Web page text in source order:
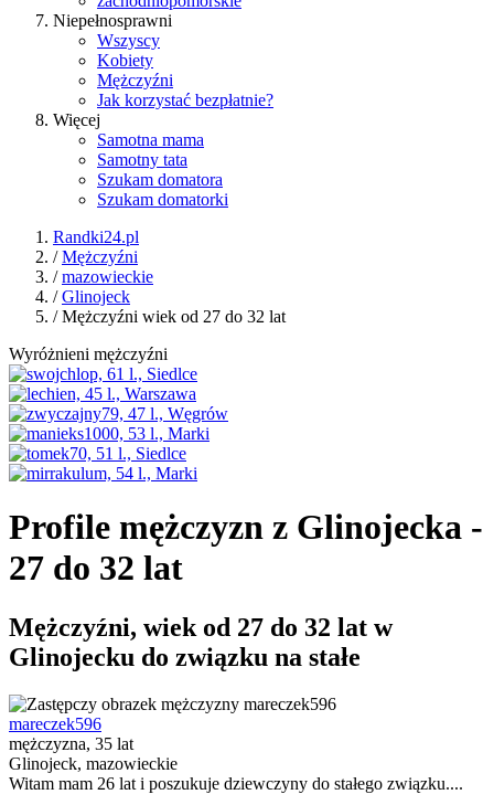
Niepełnosprawni
Wszyscy
Kobiety
Mężczyźni
Jak korzystać bezpłatnie?
Więcej
Samotna mama
Samotny tata
Szukam domatora
Szukam domatorki
Randki24.pl
/Mężczyźni
/mazowieckie
/Glinojeck
/ Mężczyźni wiek od 27 do 32 lat
Wyróżnieni mężczyźni
Profile mężczyzn z Glinojecka -
27 do 32 lat
Mężczyźni, wiek od 27 do 32 lat w
Glinojecku do związku na stałe
mareczek596
mężczyzna, 35 lat
Glinojeck, mazowieckie
Witam mam 26 lat i poszukuje dziewczyny do stałego związku....